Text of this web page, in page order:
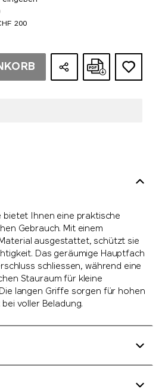
200
bietet Ihnen eine praktische
Gebrauch. Mit einem
ausgestattet, schützt sie
Das geräumige Hauptfach
schliessen, während eine
Stauraum für kleine
langen Griffe sorgen für hohen
voller Beladung.